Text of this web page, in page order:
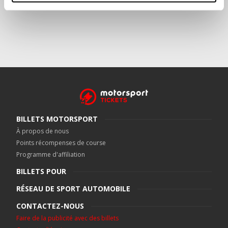
BILLETS MOTORSPORT
À propos de nous
Points récompenses de course
Programme d'affiliation
BILLETS POUR
RÉSEAU DE SPORT AUTOMOBILE
CONTACTEZ-NOUS
Faire de la publicité avec des billets